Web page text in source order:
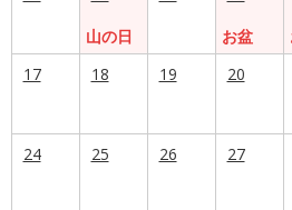
山の日
お盆
17
18 19 20
24 25 26 27